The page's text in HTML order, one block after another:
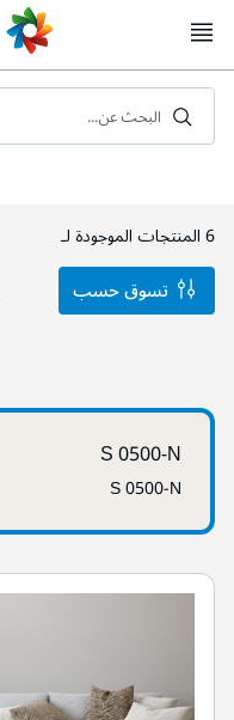
to
البحث عن...
6المنتجات الموجودة لـ
S 0500-N
S 0500-N
تسوق حسب